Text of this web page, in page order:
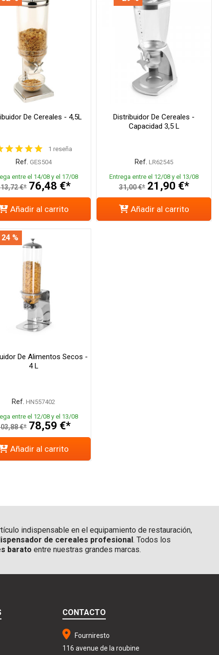
De Cereales - 4,5L
1 reseña
Ref. GES504
entre el 14/08 y el 17/08
€* 76,48 €*
Añadir al carrito
Distribuidor De Cereales -
Capacidad 3,5 L
Ref. LR62545
Entrega entre el 12/08 y el 13/08
31,00 €* 21,90 €*
Añadir al carrito
De Alimentos Secos -
4 L
Ref. HN557402
entre el 12/08 y el 13/08
€* 78,59 €*
24 %
Añadir al carrito
indispensable en el equipamiento de restauración,
de cereales profesional. Todos los
barato entre nuestras grandes marcas.
CONTACTO
Fourniresto
116 avenue de la roubine